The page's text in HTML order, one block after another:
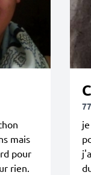
mais
pour
rien.